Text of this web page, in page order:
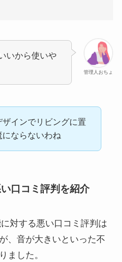
管理人おちょ
いから使いや
ザインでリビングに置
にならないわね
口コミ評判を紹介
対する悪い口コミ評判は
、音が大きいといった不
ました。